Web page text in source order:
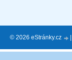
© 2026 eStránky.cz